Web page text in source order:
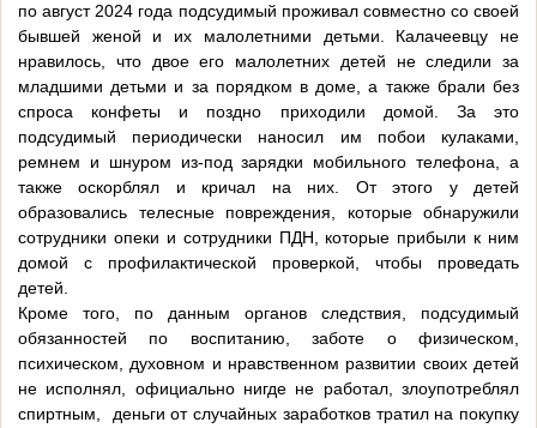
по август 2024 года подсудимый проживал совместно со своей
бывшей женой и их малолетними детьми. Калачеевцу не
нравилось, что двое его малолетних детей не следили за
младшими детьми и за порядком в доме, а также брали без
спроса конфеты и поздно приходили домой. За это
подсудимый периодически наносил им побои кулаками,
ремнем и шнуром из-под зарядки мобильного телефона, а
также оскорблял и кричал на них. От этого у детей
образовались телесные повреждения, которые обнаружили
сотрудники опеки и сотрудники ПДН, которые прибыли к ним
домой с профилактической проверкой, чтобы проведать
детей.
Кроме того, по данным органов следствия, подсудимый
обязанностей по воспитанию, заботе о физическом,
психическом, духовном и нравственном развитии своих детей
не исполнял, официально нигде не работал, злоупотреблял
спиртным, деньги от случайных заработков тратил на покупку